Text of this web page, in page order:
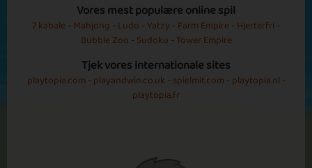
Vores mest populære online spil
7 kabale- Mahjong - Ludo - Yatzy - Farm Empire- Hjerterfri -
Bubble Zoo - Sudoku - Tower Empire
Tjek vores internationale sites
playtopia.com- playandwin.co.uk - spielmit.com- playtopia.nl -
playtopia.fr